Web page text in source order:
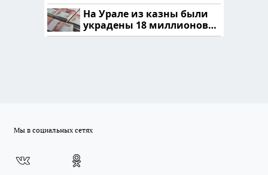
На Урале из казны были
украдены 18 миллионов
рублей
Мы в социальных сетях